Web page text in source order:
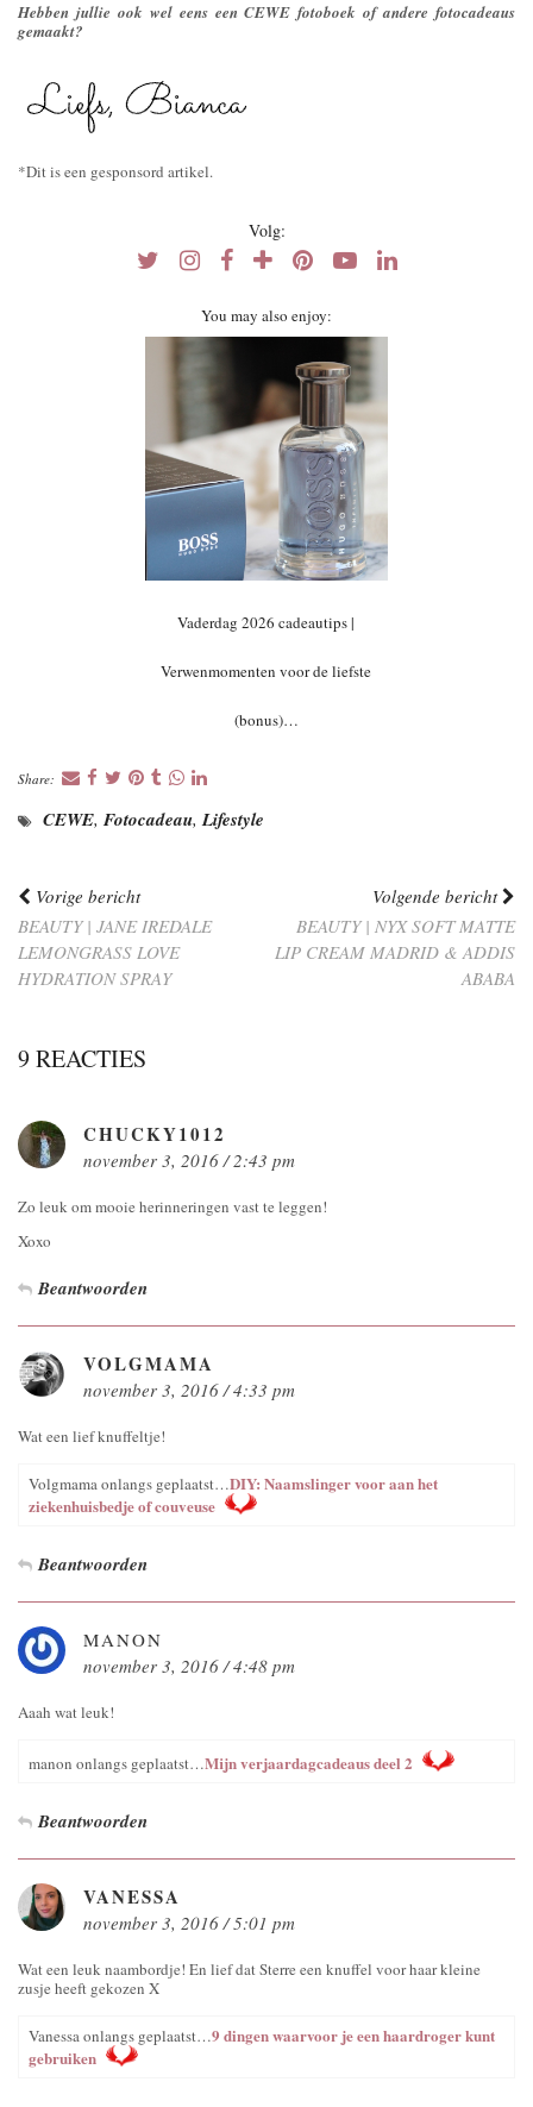
Hebben jullie ook wel eens een CEWE fotoboek of andere fotocadeaus
gemaakt?
*Dit is een gesponsord artikel.
Volg:
You may also enjoy:
Vaderdag 2026 cadeautips |
Verwenmomenten voor de liefste
(bonus)…
Share:
CEWE, Fotocadeau,Lifestyle
Vorige bericht
BEAUTY | JANE IREDALE
LEMONGRASS LOVE
HYDRATION SPRAY
Volgende bericht
BEAUTY | NYX SOFT MATTE
LIP CREAM MADRID & ADDIS
ABABA
9 REACTIES
CHUCKY1012
november 3, 2016 / 2:43 pm
Zo leuk om mooie herinneringen vast te leggen!
Xoxo
Beantwoorden
VOLGMAMA
november 3, 2016 / 4:33 pm
Wat een lief knuffeltje!
Volgmama onlangs geplaatst…DIY: Naamslinger voor aan het
ziekenhuisbedje of couveuse
Beantwoorden
MANON
november 3, 2016 / 4:48 pm
Aaah wat leuk!
manon onlangs geplaatst…Mijn verjaardagcadeaus deel 2
Beantwoorden
VANESSA
november 3, 2016 / 5:01 pm
Wat een leuk naambordje! En lief dat Sterre een knuffel voor haar kleine
zusje heeft gekozen X
Vanessa onlangs geplaatst…9 dingen waarvoor je een haardroger kunt
gebruiken